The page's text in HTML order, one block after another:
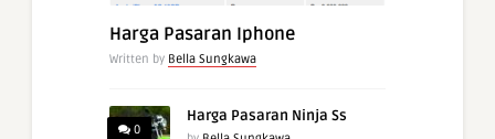
Harga Pasaran Iphone
Written by Bella Sungkawa
0
Harga Pasaran Ninja Ss